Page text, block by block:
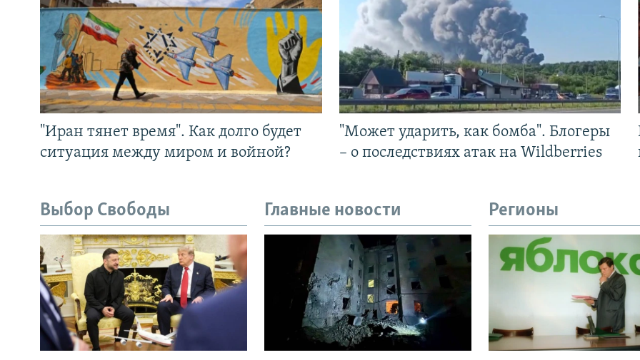
"Иран тянет время". Как долго будет
ситуация между миром и войной?
"Может ударить, как бомба". Блогеры
– о последствиях атак на Wildberries
Выбор Свободы Главные новости Регионы